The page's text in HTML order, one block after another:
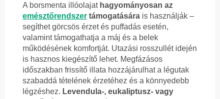
A borsmenta illóolajat hagyományosan az
emésztőrendszer támogatására is használják –
segíthet görcsös érzet és puffadás esetén,
valamint támogathatja a máj és a belek
működésének komfortját. Utazási rosszullét idején
is hasznos kiegészítő lehet. Megfázásos
időszakban frissítő illata hozzájárulhat a légutak
szabaddá tételének érzetéhez és a könnyedebb
légzéshez. Levendula-, eukaliptusz- vagy